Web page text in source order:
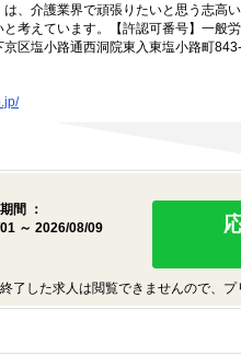
は、介護業界で頑張りたいと思う志
と考えています。【許認可番号】一
京区塩小路通西洞院東入東塩小路町
間 ：
～ 2026/08/09
了した求人は閲覧できませんので、プ